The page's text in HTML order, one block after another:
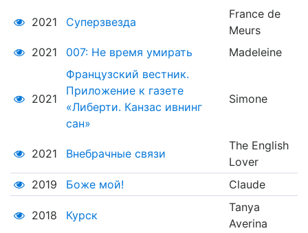
2021 Суперзвезда
France de
Meurs
2021
007: Не время умирать Madeleine
2021
Французский вестник.
Приложение к газете
«Либерти. Канзас ивнинг
сан»
Simone
2021 Внебрачные связи
The English
Lover
2019
Боже мой! Claude
2018 Курск
Tanya
Averina